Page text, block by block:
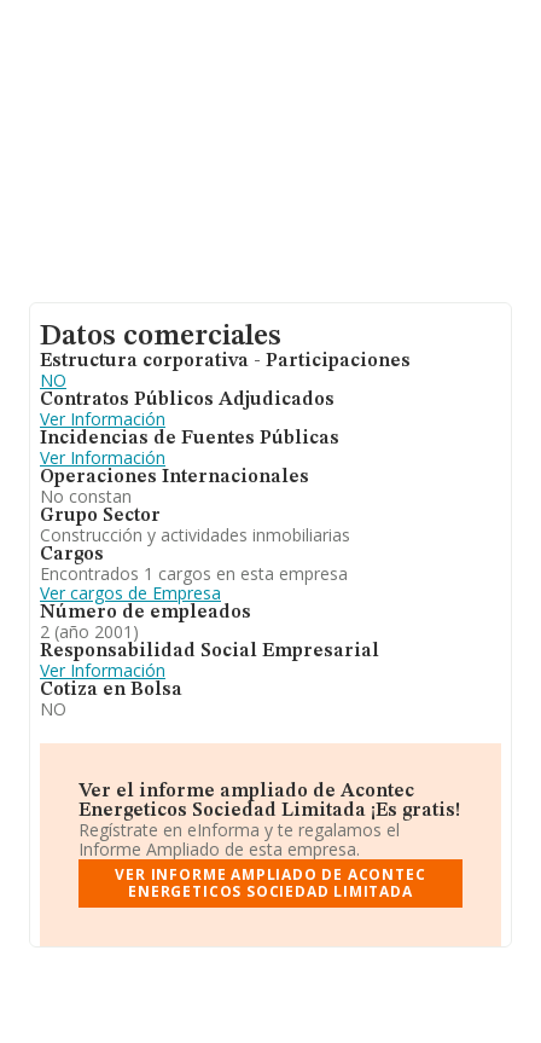
Datos comerciales
Estructura corporativa - Participaciones
NO
Contratos Públicos Adjudicados
Ver Información
Incidencias de Fuentes Públicas
Ver Información
Operaciones Internacionales
No constan
Grupo Sector
Construcción y actividades inmobiliarias
Cargos
Encontrados 1 cargos en esta empresa
Ver cargos de Empresa
Número de empleados
2 (año 2001)
Responsabilidad Social Empresarial
Ver Información
Cotiza en Bolsa
NO
Ver el informe ampliado de Acontec
Energeticos Sociedad Limitada ¡Es gratis!
Regístrate en eInforma y te regalamos el
Informe Ampliado de esta empresa.
VER INFORME AMPLIADO DE ACONTEC
ENERGETICOS SOCIEDAD LIMITADA